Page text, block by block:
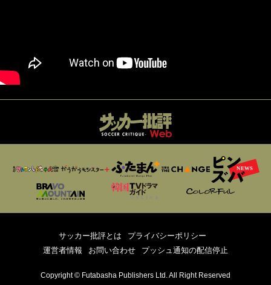
サッカー批評とは
プライバシーポリシー
運営者情報
お問い合わせ プッシュ通知の配信停止
Copyright © Futabasha Publishers Ltd. All Right Reserved